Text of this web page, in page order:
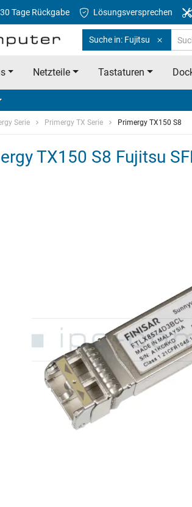
30 Tage Rückgabe Lösungsversprechen
Suche in: Fujitsu
Netzteile Tastaturen
Serie Primergy TX Serie Primergy TX150 S8
TX150 S8 Fujitsu